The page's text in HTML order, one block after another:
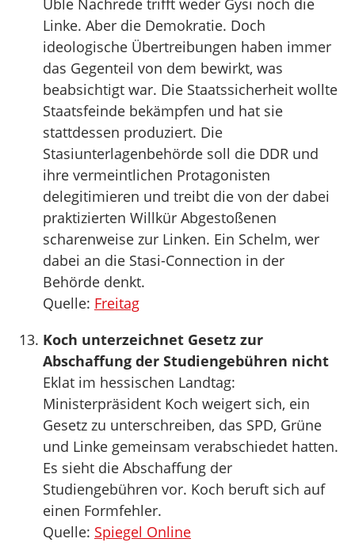
Üble Nachrede trifft weder Gysi noch die
Linke. Aber die Demokratie. Doch
ideologische Übertreibungen haben immer
das Gegenteil von dem bewirkt, was
beabsichtigt war. Die Staatssicherheit wollte
Staatsfeinde bekämpfen und hat sie
stattdessen produziert. Die
Stasiunterlagenbehörde soll die DDR und
ihre vermeintlichen Protagonisten
delegitimieren und treibt die von der dabei
praktizierten Willkür Abgestoßenen
scharenweise zur Linken. Ein Schelm, wer
dabei an die Stasi-Connection in der
Behörde denkt.
Quelle: Freitag
Koch unterzeichnet Gesetz zur
Abschaffung der Studiengebühren nicht
Eklat im hessischen Landtag:
Ministerpräsident Koch weigert sich, ein
Gesetz zu unterschreiben, das SPD, Grüne
und Linke gemeinsam verabschiedet hatten.
Es sieht die Abschaffung der
Studiengebühren vor. Koch beruft sich auf
einen Formfehler.
Quelle: Spiegel Online